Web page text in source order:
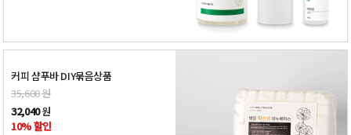
커피 샴푸바 DIY묶음상품
35,600원
32,040원
10% 할인